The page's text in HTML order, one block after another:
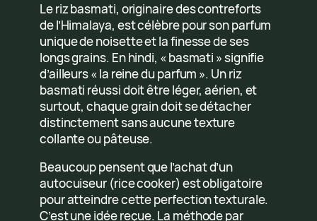
Le riz basmati, originaire des contreforts
de l’Himalaya, est célèbre pour son parfum
unique de noisette et la finesse de ses
longs grains. En hindi, « basmati » signifie
d’ailleurs « la reine du parfum ». Un riz
basmati réussi doit être léger, aérien, et
surtout, chaque grain doit se détacher
distinctement sans aucune texture
collante ou pâteuse.
Beaucoup pensent que l’achat d’un
autocuiseur (rice cooker) est obligatoire
pour atteindre cette perfection texturale.
C’est une idée reçue. La méthode par